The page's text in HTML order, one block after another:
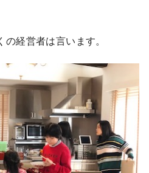
の経営者は言います。